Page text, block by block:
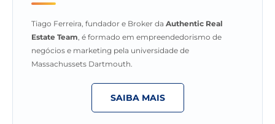
Tiago Ferreira, fundador e Broker da Authentic Real
Estate Team , é formado em empreendedorismo de
negócios e marketing pela universidade de
Massachussets Dartmouth.
SAIBA MAIS